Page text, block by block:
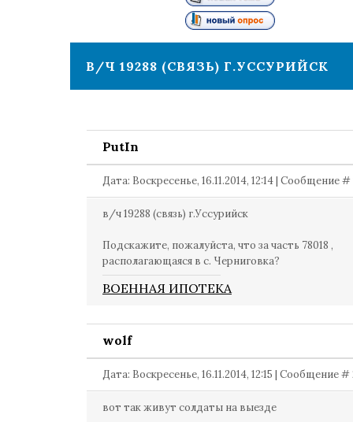
В/Ч 19288 (СВЯЗЬ) Г.УССУРИЙСК
PutIn
Дата: Воскресенье, 16.11.2014, 12:14 | Сообщение #
в/ч 19288 (связь) г.Уссурийск
Подскажите, пожалуйста, что за часть 78018 ,
располагающаяся в с. Черниговка?
ВОЕННАЯ ИПОТЕКА
wolf
Дата: Воскресенье, 16.11.2014, 12:15 | Сообщение #
вот так живут солдаты на выезде